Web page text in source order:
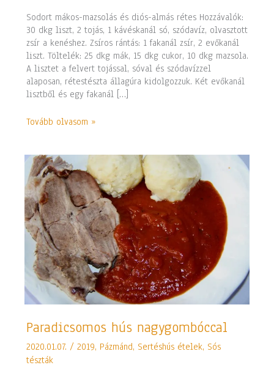
Sodort mákos-mazsolás és diós-almás rétes Hozzávalók:
30 dkg liszt, 2 tojás, 1 kávéskanál só, szódavíz, olvasztott
zsír a kenéshez. Zsíros rántás: 1 fakanál zsír, 2 evőkanál
liszt. Töltelék: 25 dkg mák, 15 dkg cukor, 10 dkg mazsola.
A lisztet a felvert tojással, sóval és szódavízzel
alaposan, rétestészta állagúra kidolgozzuk. Két evőkanál
lisztből és egy fakanál […]
almás
rétes
Tovább olvasom »
Paradicsomos hús nagygombóccal
2020.01.07. /2019, Pázmánd, Sertéshús ételek, Sós
tészták
Paradicsomos
nagygombóccal